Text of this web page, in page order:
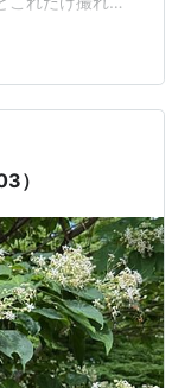
）